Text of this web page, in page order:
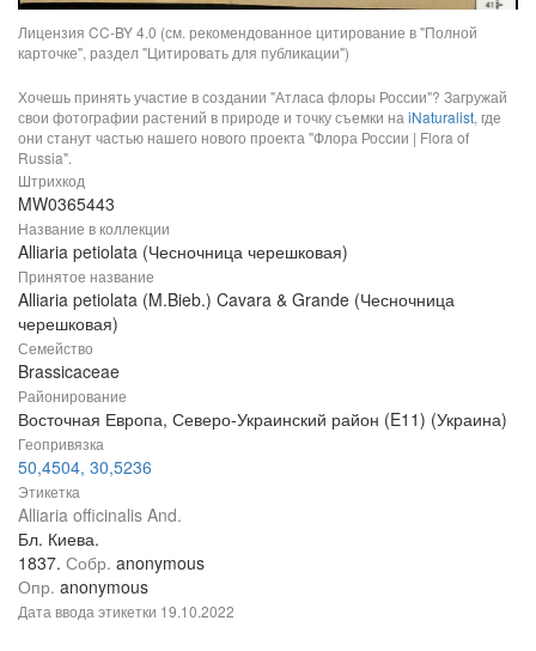
Лицензия CC-BY 4.0 (см. рекомендованное цитирование в "Полной
карточке", раздел "Цитировать для публикации")
Хочешь принять участие в создании "Атласа флоры России"? Загружай
свои фотографии растений в природе и точку съемки на iNaturalist, где
они станут частью нашего нового проекта "Флора России | Flora of
Russia".
Штрихкод
MW0365443
Название в коллекции
Alliaria petiolata (Чесночница черешковая)
Принятое название
Alliaria petiolata (M.Bieb.) Cavara & Grande (Чесночница
черешковая)
Семейство
Brassicaceae
Районирование
Восточная Европа, Северо-Украинский район (E11) (Украина)
Геопривязка
50,4504, 30,5236
Этикетка
Alliaria officinalis And.
Бл. Киева.
1837. Собр. anonymous
Опр. anonymous
Дата ввода этикетки 19.10.2022